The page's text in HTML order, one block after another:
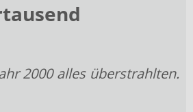
2000 alles überstrahlten.